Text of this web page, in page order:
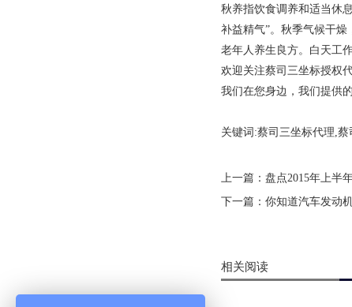
秋养指饮食调养和适当休
补益精气”。秋季气候干
老年人养生良方。白天工
欢迎关注蔡司三坐标授权
我们在您身边，我们提供
关键词:蔡司三坐标代理,
上一篇： 盘点2015年上半
下一篇： 你知道汽车发动
相关阅读